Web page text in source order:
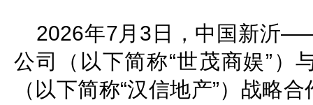
2026年7月3日，中国新沂
公司（以下简称“世茂商娱”）
（以下简称“汉信地产”）战略